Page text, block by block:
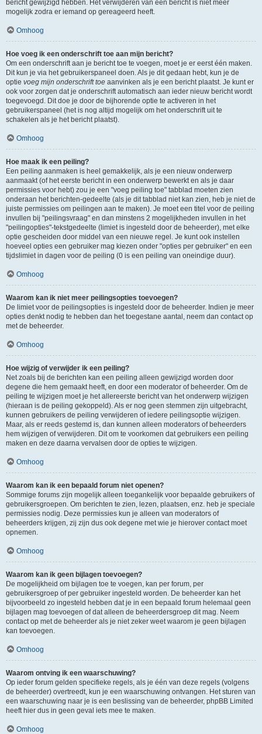
bericht gewijzigd hebben. Het verwijderen van een bericht is niet meer
mogelijk zodra er iemand op gereageerd heeft.
Omhoog
Hoe voeg ik een onderschrift toe aan mijn bericht?
Om een onderschrift aan je bericht toe te voegen, moet je er eerst één maken.
Dit kun je via het gebruikerspaneel doen. Als je dit gedaan hebt, kun je de
optie voeg mijn onderschrift toe aanvinken als je een bericht plaatst. Je kunt er
ook voor zorgen dat je onderschrift automatisch aan ieder nieuw bericht wordt
toegevoegd. Dit doe je door de bijhorende optie te activeren in het
gebruikerspaneel (het is nog altijd mogelijk om het onderschrift uit te
schakelen als je het bericht plaatst).
Omhoog
Hoe maak ik een peiling?
Een peiling aanmaken is heel gemakkelijk, als je een nieuw onderwerp
aanmaakt (of het eerste bericht in een onderwerp bewerkt en als je daar
permissies voor hebt) zou je een "voeg peiling toe" tabblad moeten zien
onderaan het berichten-gedeelte (als je dit tabblad niet kan zien, heb je niet de
juiste permissies om peilingen aan te maken). Je moet een titel voor de peiling
invullen bij "peilingsvraag" en dan minstens 2 mogelijkheden invullen in het
"peilingopties"-tekstgedeelte (limiet is ingesteld door de beheerder), met elke
optie gescheiden door middel van een nieuwe regel. Je kunt ook instellen
hoeveel opties een gebruiker mag kiezen onder "opties per gebruiker" en een
tijdslimiet in dagen voor de peiling (0 is een peiling van oneindige duur).
Omhoog
Waarom kan ik niet meer peilingsopties toevoegen?
De limiet voor de peilingsopties is ingesteld door de beheerder. Indien je meer
opties denkt nodig te hebben dan het toegestane aantal, neem dan contact op
met de beheerder.
Omhoog
Hoe wijzig of verwijder ik een peiling?
Net zoals bij de berichten kan een peiling alleen gewijzigd worden door
degene die hem gemaakt heeft, en door een moderator of beheerder. Om de
peiling te wijzigen moet je het allereerste bericht van het onderwerp wijzigen
(hieraan is de peiling gekoppeld). Als er nog geen stemmen zijn uitgebracht,
kunnen gebruikers de peiling verwijderen of iedere peilingsoptie wijzigen.
Maar, als er reeds gestemd is, dan kunnen alleen moderators of beheerders
hem wijzigen of verwijderen. Dit om te voorkomen dat gebruikers een peiling
maken en deze daarna vervalsen door de opties te wijzigen.
Omhoog
Waarom kan ik een bepaald forum niet openen?
Sommige forums zijn mogelijk alleen toegankelijk voor bepaalde gebruikers of
gebruikersgroepen. Om berichten te zien, lezen, plaatsen, enz. heb je speciale
permissies nodig. Deze permissies kun je alleen van moderators of
beheerders krijgen, zij zijn dus ook degene met wie je hierover contact moet
opnemen.
Omhoog
Waarom kan ik geen bijlagen toevoegen?
De mogelijkheid om bijlagen toe te voegen, kan per forum, per
gebruikersgroep of per gebruiker ingesteld worden. De beheerder kan het
bijvoorbeeld zo ingesteld hebben dat je in een bepaald forum helemaal geen
bijlagen mag toevoegen of dat alleen de beheerdersgroep dit mag. Neem
contact op met de beheerder als je niet zeker weet waarom je geen bijlagen
kan toevoegen.
Omhoog
Waarom ontving ik een waarschuwing?
Op ieder forum gelden specifieke regels, als je één van deze regels (volgens
de beheerder) overtreedt, kun je een waarschuwing ontvangen. Het sturen van
een waarschuwing naar je is een beslissing van de beheerder, phpBB Limited
heeft hier dus in geen geval iets mee te maken.
Omhoog